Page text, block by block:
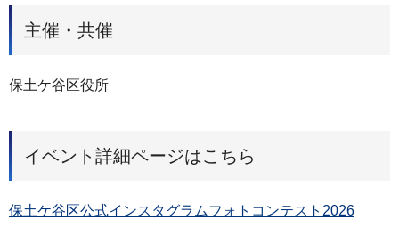
主催・共催
保土ケ谷区役所
イベント詳細ページはこちら
保土ケ谷区公式インスタグラムフォトコンテスト2026